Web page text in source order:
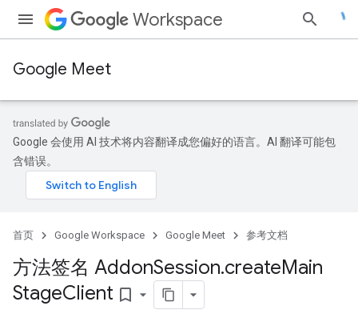
Workspace
Google Meet
Google 会使用 AI 技术将内容翻译成您偏好的语言。AI 翻译可能包
含错误。
首页 Google Workspace Google Meet 参考文档
方法签名 AddonSession.createMain
StageClient bookmark_border